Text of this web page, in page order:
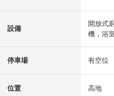
設備
開放式
機，浴
停車場 有空位
位置 高地